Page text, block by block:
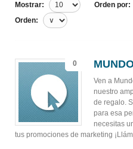
Mostrar:
Orden por:
Orden:
0
Ven a
nuestro
de regalo.
para esa
necesitas
tus promociones de marketing